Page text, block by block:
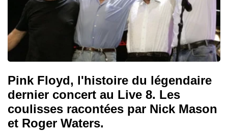
Pink Floyd, l'histoire du légendaire
dernier concert au Live 8. Les
coulisses racontées par Nick Mason
et Roger Waters.